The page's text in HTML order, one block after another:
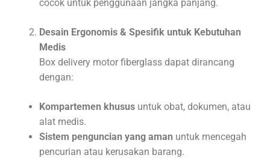
cocok untuk penggunaan jangka panjang.
Desain Ergonomis & Spesifik untuk Kebutuhan
Medis
Box delivery motor fiberglass dapat dirancang
dengan:
Kompartemen khusus untuk obat, dokumen, atau
alat medis.
Sistem penguncian yang aman untuk mencegah
pencurian atau kerusakan barang.